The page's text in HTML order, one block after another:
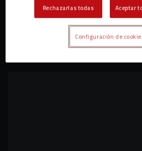
Rechazarlas todas Aceptar
Configuración de